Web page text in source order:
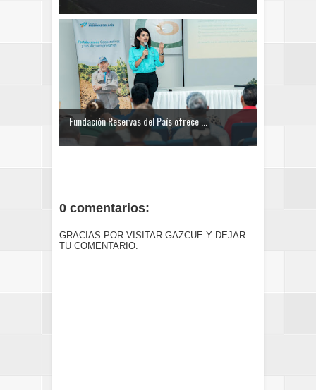
Fundación Reservas del País ofrece ...
0 comentarios:
GRACIAS POR VISITAR GAZCUE Y DEJAR
TU COMENTARIO.